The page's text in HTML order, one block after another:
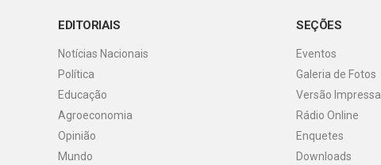
EDITORIAIS
Notícias Nacionais
Política
Educação
Agroeconomia
Opinião
Mundo
SEÇÕES
Eventos
Galeria de Fotos
Versão Impressa
Rádio Online
Enquetes
Downloads